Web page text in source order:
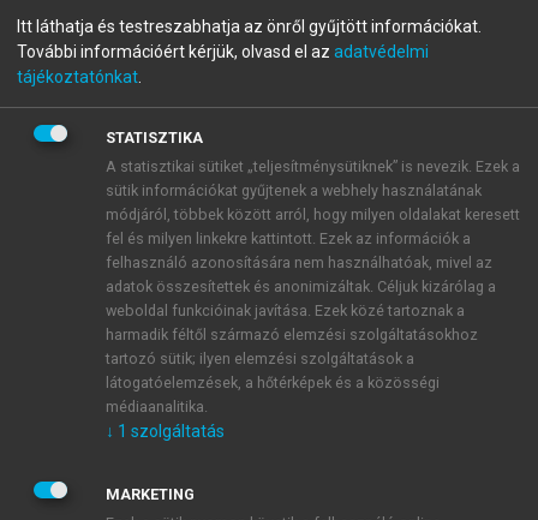
fiókoddal,vagy hozz létre új fiókot.
A regisztráció után apróbaidőszakautomatikusan
BELÉPÉS SAJÁT FIÓKKAL
ÚJ FIÓK LÉTREHOZÁSA
1 óra díjmentes hozzáférés
E-MAIL-CÍM
JELSZÓ
Itt láthatja és testreszabhatja az önről gyűjtött információkat.
További információért kérjük, olvasd el az adatvédelmi
tájékoztatónkat
STATISZTIKA
A statisztikai sütiket „teljesítménysütiknek” is nevezik. Ezek a
sütik információkat gyűjtenek a webhely használatának
módjáról, többek között arról, hogy milyen oldalakat keresett
fel és milyen linkekre kattintott. Ezek az információk a
felhasználó azonosítására nem használhatóak, mivel az
adatok összesítettek és anonimizáltak. Céljuk kizárólag a
weboldal funkcióinak javítása. Ezek közé tartoznak a
harmadik féltől származó elemzési szolgáltatásokhoz
tartozó sütik; ilyen elemzési szolgáltatások a
látogatóelemzések, a hőtérképek és a közösségi
médiaanalitika.
↓ 1 szolgáltatás
MARKETING